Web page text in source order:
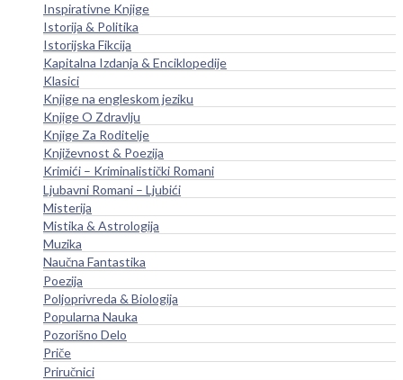
Inspirativne Knjige
Istorija & Politika
Istorijska Fikcija
Kapitalna Izdanja & Enciklopedije
Klasici
Knjige na engleskom jeziku
Knjige O Zdravlju
Knjige Za Roditelje
Književnost & Poezija
Krimići – Kriminalistički Romani
Ljubavni Romani – Ljubići
Misterija
Mistika & Astrologija
Muzika
Naučna Fantastika
Poezija
Poljoprivreda & Biologija
Popularna Nauka
Pozorišno Delo
Priče
Priručnici